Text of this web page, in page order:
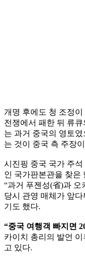
개명 후에도 청 조정
전쟁에서 패한 뒤 류
는 과거 중국의 영토
는 것이 중국 측 주장
시진핑 중국 국가 주석
인 국가판본관을 찾은
“과거 푸젠성(省)과 오
당시 관영 매체가 앞
기도 했다.
“중국 여행객 빠지면
카이치 총리의 발언
고 있다.